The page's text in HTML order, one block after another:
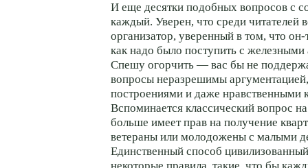
И еще десятки подобных вопросов с
каждый. Уверен, что среди читателей
организатор, уверенный в том, что
как надо было поступить с
Спешу огорчить — вас бы не
вопросы неразрешимы
построениями и даже нравственными
Вспоминается классический вопрос
больше имеет прав на получение
ветераны или молодожены с малыми
Единственный способ